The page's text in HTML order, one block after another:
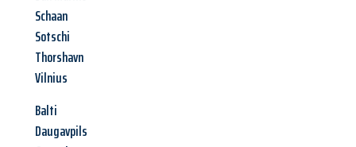
Schaan
Sotschi
Thorshavn
Vilnius
Balti
Daugavpils